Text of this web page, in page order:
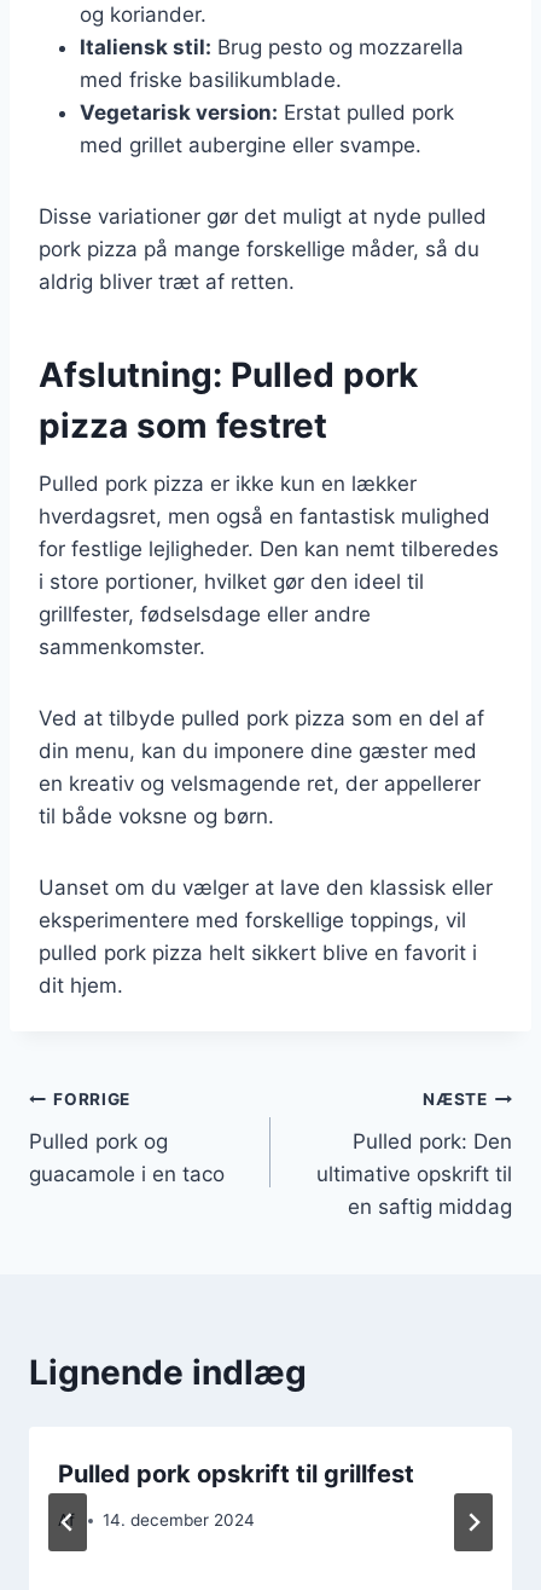
og koriander.
Italiensk stil: Brug pesto og mozzarella
med friske basilikumblade.
Vegetarisk version: Erstat pulled pork
med grillet aubergine eller svampe.
Disse variationer gør det muligt at nyde pulled
pork pizza på mange forskellige måder, så du
aldrig bliver træt af retten.
Afslutning: Pulled pork
pizza som festret
Pulled pork pizza er ikke kun en lækker
hverdagsret, men også en fantastisk mulighed
for festlige lejligheder. Den kan nemt tilberedes
i store portioner, hvilket gør den ideel til
grillfester, fødselsdage eller andre
sammenkomster.
Ved at tilbyde pulled pork pizza som en del af
din menu, kan du imponere dine gæster med
en kreativ og velsmagende ret, der appellerer
til både voksne og børn.
Uanset om du vælger at lave den klassisk eller
eksperimentere med forskellige toppings, vil
pulled pork pizza helt sikkert blive en favorit i
dit hjem.
Indlægsnavigation
FORRIGE
Pulled pork og
guacamole i en taco
NÆSTE
Pulled pork: Den
ultimative opskrift til
en saftig middag
Lignende indlæg
Pulled pork opskrift til grillfest
Af 14. december 2024